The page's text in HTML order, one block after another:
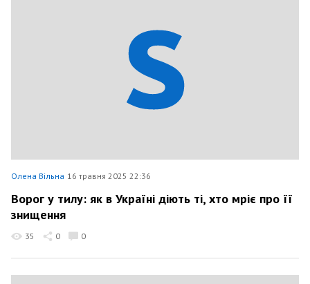
Олена Вільна 16 травня 2025 22:36
Ворог у тилу: як в Україні діють ті, хто мріє про її
знищення
35 0 0